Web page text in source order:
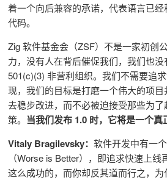
着一个向后兼容的承诺，代表语言已
代码。
Zig 软件基金会（ZSF）不是一家初创
力，没有人在背后催促我们，我们也
501(c)(3) 非营利组织。我们不需要追
现，我们的目标是打磨一个伟大的项
去稳步改进，而不必被迫接受那些为
策。 当我们发布 1.0 时，它将是一个真
Vitaly Bragilevsky： 软件开发中有一
（Worse is Better），即追求快速上
这么成功的，而你却反其道而行之，为